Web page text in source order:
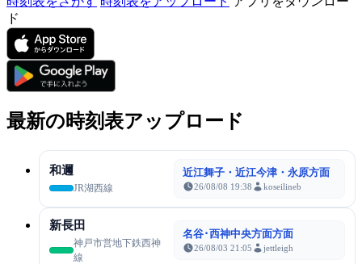
ド
最新の時刻表アップロード
和邇
JR湖西線
近江舞子・近江今津・永原方面
26/08/08 19:38 koseilineb
新長田
神戸市営地下鉄西神
線
名谷･西神中央方面方面
26/08/03 21:05 jettleigh